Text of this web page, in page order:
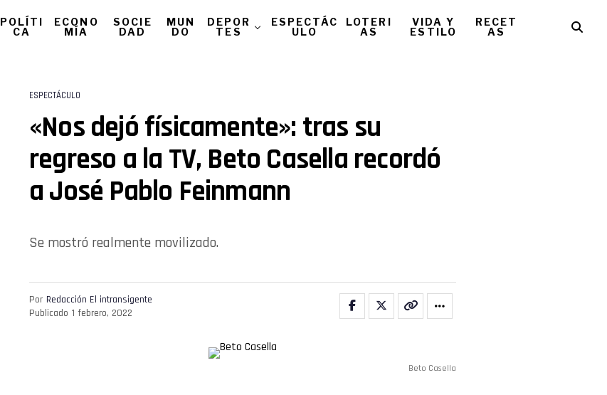
POLÍTI
CA
ECONO
MÍA
SOCIE
DAD
MUN
DO
DEPOR
TES
ESPECTÁC
ULO
LOTERI
AS
VIDA Y
ESTILO
RECET
AS
ESPECTÁCULO
«Nos dejó físicamente»: tras su
regreso a la TV, Beto Casella recordó
a José Pablo Feinmann
Se mostró realmente movilizado.
Por Redacción El intransigente
Publicado 1 febrero, 2022
Beto Casella